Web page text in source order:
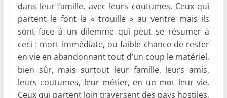
dans leur famille, avec leurs coutumes. Ceux qui
partent le font la « trouille » au ventre mais ils
sont face à un dilemme qui peut se résumer à
ceci : mort immédiate, ou faible chance de rester
en vie en abandonnant tout d’un coup le matériel,
bien sûr, mais surtout leur famille, leurs amis,
leurs coutumes, leur métier, en un mot leur vie.
Ceux qui partent loin traversent des pays hostiles,